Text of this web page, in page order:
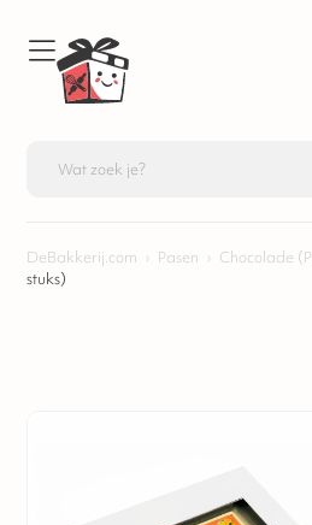
DeBakkerij.com › Pasen › Chocolade
stuks)